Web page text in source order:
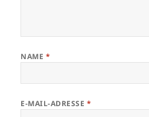
NAME *
E-MAIL-ADRESSE *